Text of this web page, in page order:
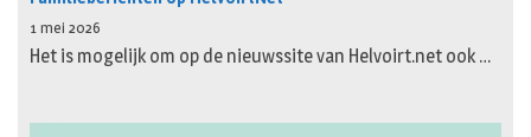
1 mei 2026
Het is mogelijk om op de nieuwssite van Helvoirt.net ook …